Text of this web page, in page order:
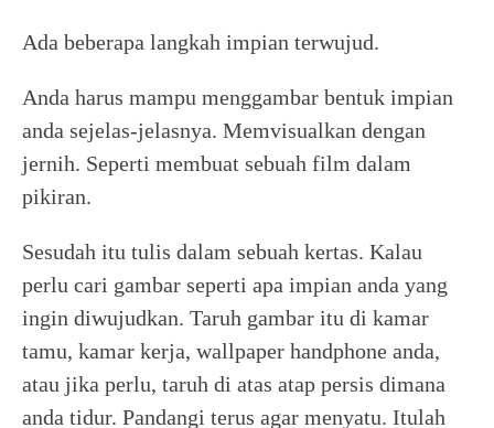
Ada beberapa langkah impian terwujud.
Anda harus mampu menggambar bentuk impian
anda sejelas-jelasnya. Memvisualkan dengan
jernih. Seperti membuat sebuah film dalam
pikiran.
Sesudah itu tulis dalam sebuah kertas. Kalau
perlu cari gambar seperti apa impian anda yang
ingin diwujudkan. Taruh gambar itu di kamar
tamu, kamar kerja, wallpaper handphone anda,
atau jika perlu, taruh di atas atap persis dimana
anda tidur. Pandangi terus agar menyatu. Itulah